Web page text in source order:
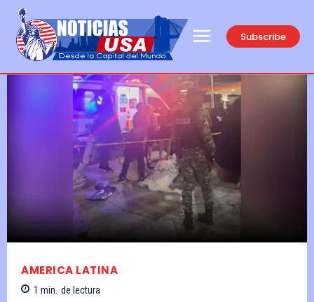
Subscribe
AMERICA LATINA
1 min. de lectura